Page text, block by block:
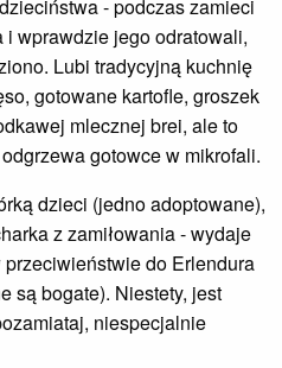
- podczas zamieci
i wprawdzie jego odratowali,
Lubi tradycyjną kuchnię
gotowane kartofle, groszek
mlecznej brei, ale to
gotowce w mikrofali.
dzieci (jedno adoptowane),
z zamiłowania - wydaje
do Erlendura
są bogate). Niestety, jest
niespecjalnie